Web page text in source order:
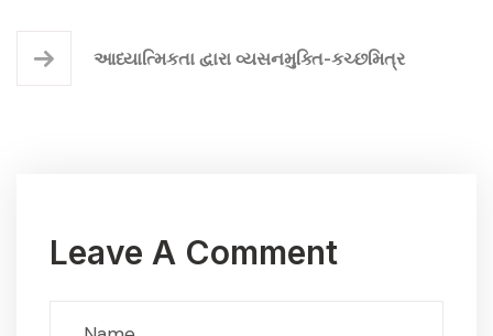
આધ્યાત્મિકતા દ્વારા વ્યસનમુક્તિ-કચ્છમિત્ર
Leave A Comment